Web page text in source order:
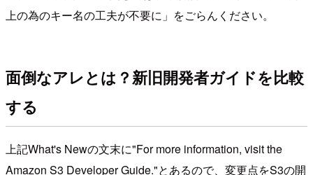
上の為のキー名の工夫が不要に」をごらんください。
面倒なアレとは？新旧開発者ガイドを比較
する
上記What's Newの文末に"For more information, visit the
Amazon S3 Developer Guide."とあるので、変更点をS3の開